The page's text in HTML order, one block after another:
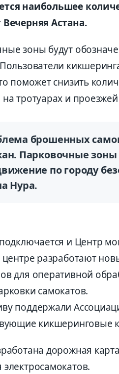
наибольшее
Вечерняя Астана.
зоны будут
поможет снизить
тротуарах и проезжей
брошенных
Парковочные зоны
по городу
Нура.
и Центр
центре разработают
для оперативной
самокатов.
поддержали
кикшеринговые
дорожная